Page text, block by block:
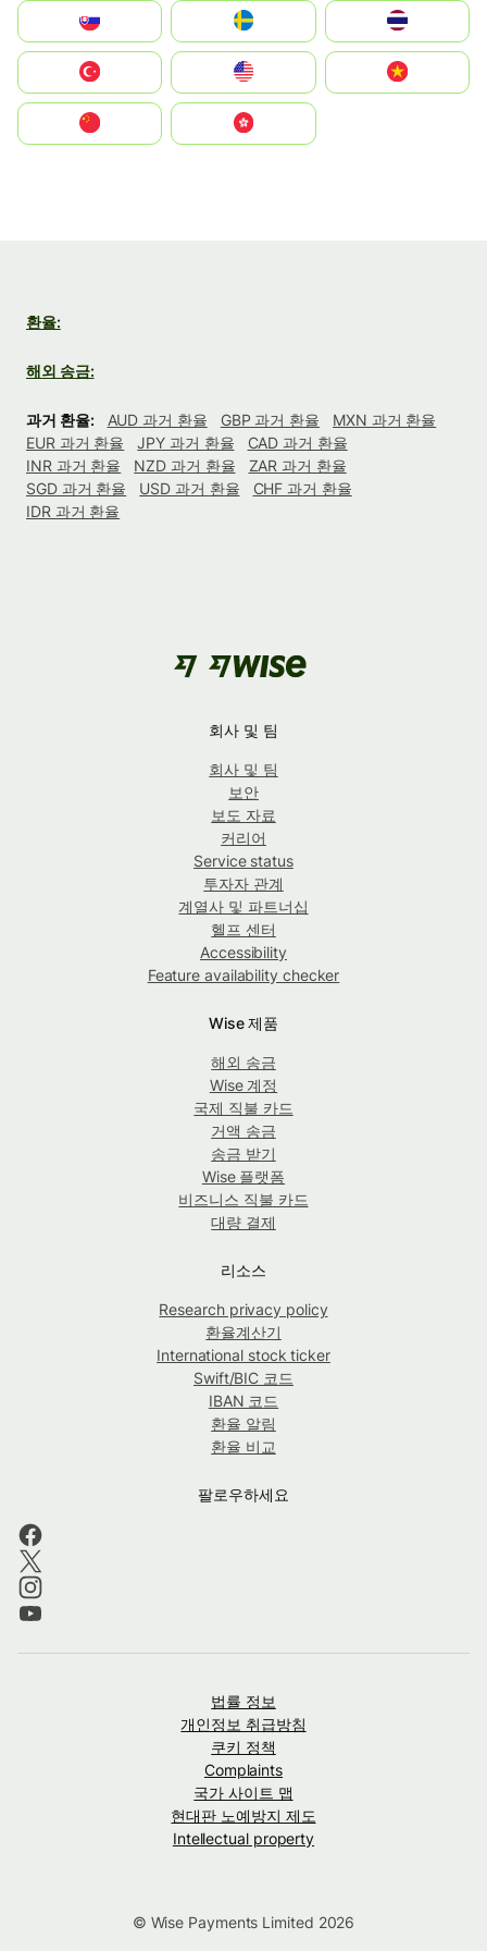
United States
中國香港特別行政區
환율:
해외 송금:
과거 환율: AUD 과거 환율 GBP 과거 환율
MXN 과거 환율
EUR 과거 환율
JPY 과거 환율
CAD 과거 환율
INR 과거 환율
NZD 과거 환율
ZAR 과거 환율
SGD 과거 환율
USD 과거 환율
CHF 과거 환율
IDR 과거 환율
회사 및 팀
회사 및 팀
보안
보도 자료
커리어
Service status
투자자 관계
계열사 및 파트너십
헬프 센터
Accessibility
Feature availability checker
Wise 제품
해외 송금
Wise 계정
국제 직불 카드
거액 송금
송금 받기
Wise 플랫폼
비즈니스 직불 카드
대량 결제
리소스
Research privacy policy
환율계산기
International stock ticker
Swift/BIC 코드
IBAN 코드
환율 알림
환율 비교
팔로우하세요
법률 정보
개인정보 취급방침
쿠키 정책
Complaints
국가 사이트 맵
현대판 노예방지 제도
Intellectual property
© Wise Payments Limited 2026